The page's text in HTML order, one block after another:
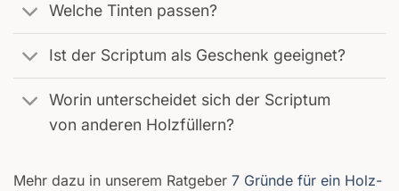
Welche Tinten passen?
Ist der Scriptum als Geschenk geeignet?
Worin unterscheidet sich der Scriptum
von anderen Holzfüllern?
Mehr dazu in unserem Ratgeber 7 Gründe für ein Holz-